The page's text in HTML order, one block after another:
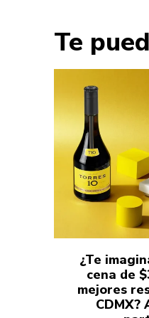
Te
¿Te
cena de
mejores
CDMX?